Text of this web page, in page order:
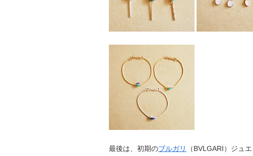
最後は、初期のブルガリ
（BVLGARI）ジュ